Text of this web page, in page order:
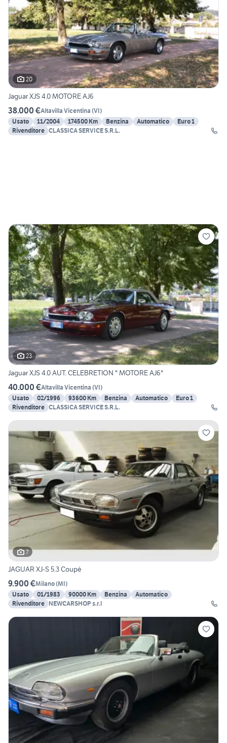
20
Jaguar XJS 4.0 MOTORE AJ6
38.000 €Altavilla Vicentina (VI)
Usato
11/2004 174500 Km Benzina Automatico
Euro 1
Rivenditore CLASSICA SERVICE S.R.L.
23
Jaguar XJS 4.0 AUT. CELEBRETION " MOTORE AJ6"
40.000 €Altavilla Vicentina (VI)
Usato
02/1996 93600 Km Benzina Automatico
Euro 1
Rivenditore CLASSICA SERVICE S.R.L.
7
JAGUAR XJ-S 5.3 Coupé
9.900 €Milano(MI)
Usato
01/1983 90000 Km Benzina
Automatico
Rivenditore NEWCARSHOP s.r.l